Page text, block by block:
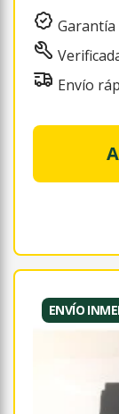
Garantía
Envío
ENVÍO